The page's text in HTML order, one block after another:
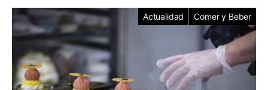
Actualidad Comer y Beber